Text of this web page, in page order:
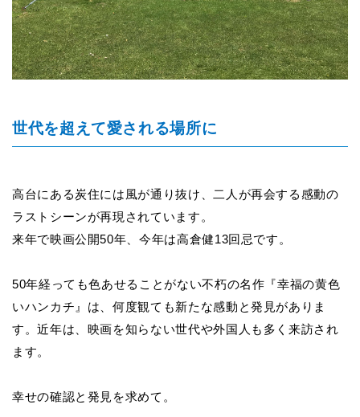
世代を超えて愛される場所に
高台にある炭住には風が通り抜け、二人が再会する感動の
ラストシーンが再現されています。
来年で映画公開50年、今年は高倉健13回忌です。
50年経っても色あせることがない不朽の名作『幸福の黄色
いハンカチ』は、何度観ても新たな感動と発見がありま
す。近年は、映画を知らない世代や外国人も多く来訪され
ます。
幸せの確認と発見を求めて。